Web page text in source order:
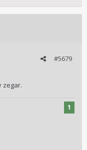
#5679
zegar.
1